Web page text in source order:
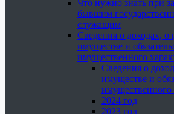
Что нужно знать при
бывшим
служащим
Сведения о доходах, о
имуществе и
имущественного
Сведения о
имуществе и
имущественного
2024 год
2023 год